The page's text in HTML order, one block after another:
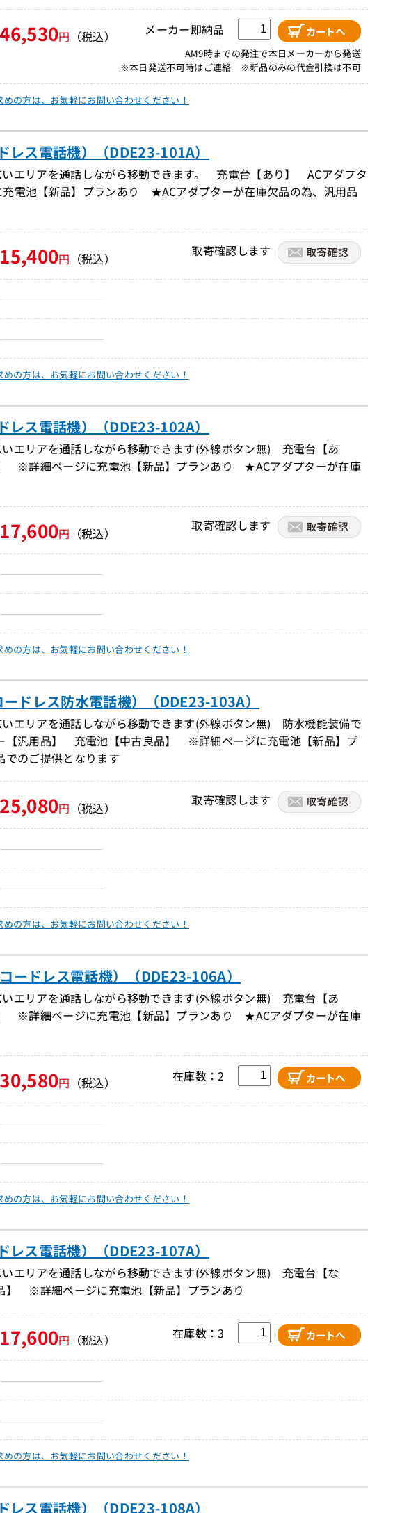
46,530円 （税込） メーカー即納品
AM9時までの発注で本日メーカーから発送
※本日発送不可時はご連絡 ※新品のみの代金引換は不可
の方は、 お気軽にお問い合わせください！
ス電話機）（DDE23-101A）
エリアを通話しながら移動できます。 充電台【あり】 ACアダプタ
池【新品】プランあり ★ACアダプターが在庫欠品の為、汎用品
15,400円 （税込） 取寄確認します
の方は、 お気軽にお問い合わせください！
ス電話機）（DDE23-102A）
エリアを通話しながら移動できます(外線ボタン無) 充電台【あ
※詳細ページに充電池【新品】プランあり ★ACアダプターが在庫
17,600円 （税込） 取寄確認します
の方は、 お気軽にお問い合わせください！
ドレス防水電話機）（DDE23-103A）
エリアを通話しながら移動できます(外線ボタン無) 防水機能装備で
汎用品】 充電池【中古良品】 ※詳細ページに充電池【新品】プ
のご提供となります
25,080円 （税込） 取寄確認します
の方は、 お気軽にお問い合わせください！
ドレス電話機）（DDE23-106A）
エリアを通話しながら移動できます(外線ボタン無) 充電台【あ
※詳細ページに充電池【新品】プランあり ★ACアダプターが在庫
30,580円 （税込） 在庫数：2
の方は、 お気軽にお問い合わせください！
ス電話機）（DDE23-107A）
エリアを通話しながら移動できます(外線ボタン無) 充電台【な
※詳細ページに充電池【新品】プランあり
17,600円 （税込） 在庫数：3
の方は、 お気軽にお問い合わせください！
ス電話機）（DDE23-108A）